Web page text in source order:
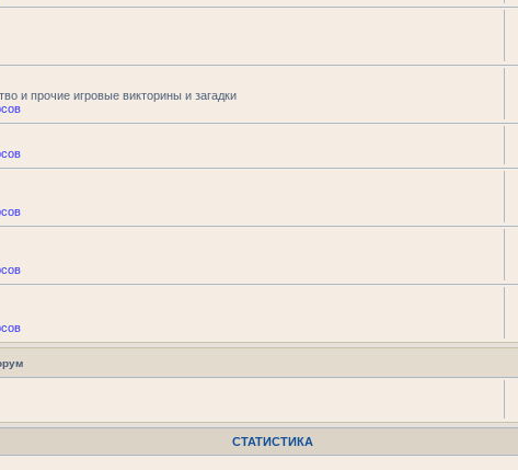
и прочие игровые викторины и загадки
СТАТИСТИКА